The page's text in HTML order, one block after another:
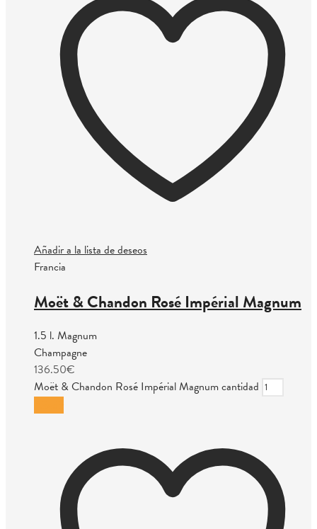
Añadir a la lista de deseos
Francia
Moët & Chandon Rosé Impérial Magnum
1.5 l. Magnum
Champagne
136.50€
Moët & Chandon Rosé Impérial Magnum cantidad